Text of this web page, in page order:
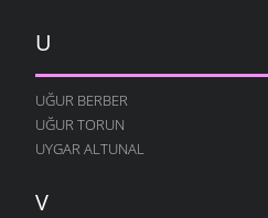
U
UĞUR BERBER
UĞUR TORUN
UYGAR ALTUNAL
V